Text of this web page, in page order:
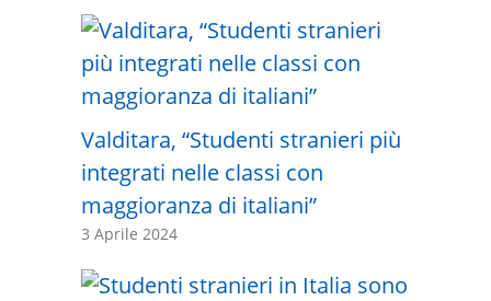
Valditara, “Studenti stranieri più
integrati nelle classi con
maggioranza di italiani”
3 Aprile 2024